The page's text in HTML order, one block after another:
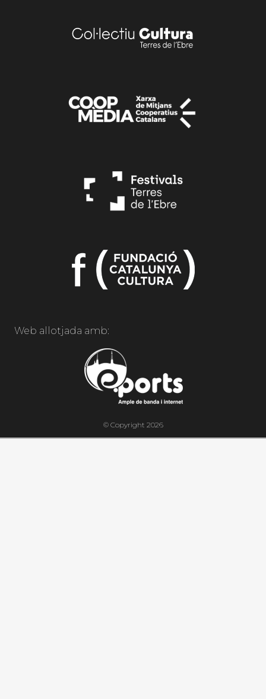
Web allotjada amb:
© Copyright 2026